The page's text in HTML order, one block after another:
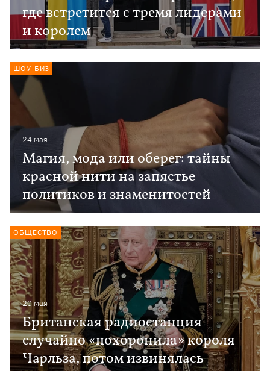
где встретится с тремя лидерами
и королем
24 мая
Магия, мода или оберег: тайны
красной нити на запястье
политиков и знаменитостей
ШОУ-БИЗ
20 мая
Британская радиостанция
случайно «похоронила» короля
Чарльза, потом извинялась
ОБЩЕСТВО